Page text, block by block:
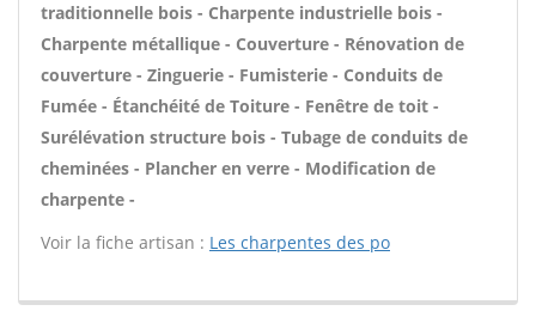
traditionnelle bois - Charpente industrielle bois -
Charpente métallique - Couverture - Rénovation de
couverture - Zinguerie - Fumisterie - Conduits de
Fumée - Étanchéité de Toiture - Fenêtre de toit -
Surélévation structure bois - Tubage de conduits de
cheminées - Plancher en verre - Modification de
charpente -
Voir la fiche artisan : Les charpentes des po